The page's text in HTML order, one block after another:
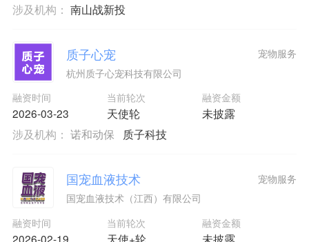
涉及机构： 南山战新投
质子心宠
杭州质子心宠科技有限公司
融资时间
2026-03-23
当前轮次
天使轮
融资金额
未披露
宠物服务
涉及机构： 诺和动保 质子科技
国宠血液技术
国宠血液技术（江西）有限公司
融资时间
2026-02-19
当前轮次
天使+轮
融资金额
未披露
宠物服务